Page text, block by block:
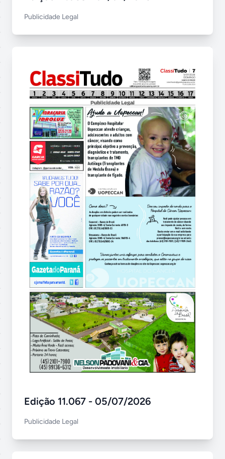
Publicidade Legal
Edição 11.067 - 05/07/2026
Publicidade Legal